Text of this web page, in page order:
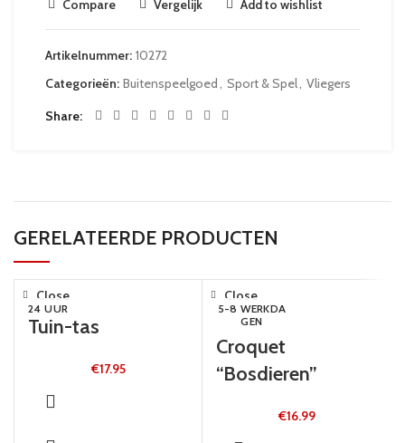
Compare Vergelijk Add to wishlist
Artikelnummer: 10272
Categorieën: Buitenspeelgoed Sport & Spel Vliegers
Share
GERELATEERDE PRODUCTEN
24 UUR
Close
Tuin-tas
€17.95
5-8 WERKDA
GEN
Close
Croquet
“Bosdieren”
€16.99